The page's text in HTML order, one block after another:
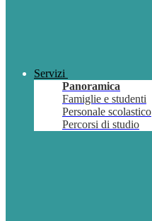
Servizi
Panoramica
Famiglie e studenti
Personale scolastico
Percorsi di studio